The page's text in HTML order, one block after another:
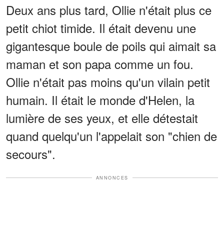
Deux ans plus tard, Ollie n'était plus ce
petit chiot timide. Il était devenu une
gigantesque boule de poils qui aimait sa
maman et son papa comme un fou.
Ollie n'était pas moins qu'un vilain petit
humain. Il était le monde d'Helen, la
lumière de ses yeux, et elle détestait
quand quelqu'un l'appelait son "chien de
secours".
ANNONCES